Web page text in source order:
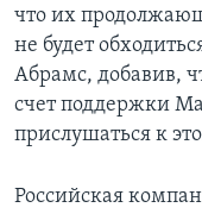
что их
не будет
Абрамс, добавив,
счет поддержки
прислушаться к
Российская